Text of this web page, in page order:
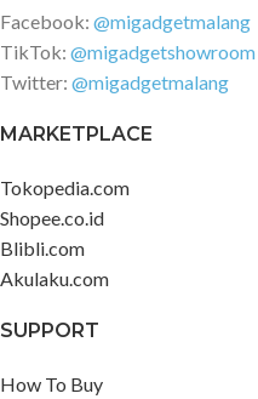
Facebook: @migadgetmalang
TikTok: @migadgetshowroom
Twitter: @migadgetmalang
MARKETPLACE
Tokopedia.com
Shopee.co.id
Blibli.com
Akulaku.com
SUPPORT
How To Buy